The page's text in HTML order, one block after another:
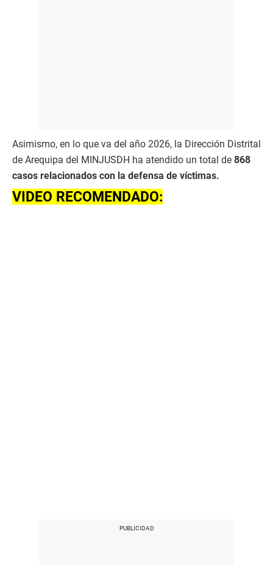
Asimismo, en lo que va del año 2026, la Dirección Distrital
de Arequipa del MINJUSDH ha atendido un total de 868
casos relacionados con la defensa de víctimas.
VIDEO RECOMENDADO: